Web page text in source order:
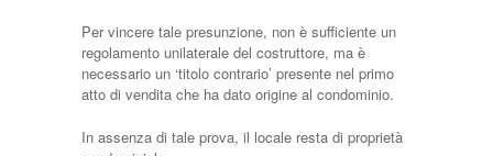
Per vincere tale presunzione, non è sufficiente un
regolamento unilaterale del costruttore, ma è
necessario un ‘titolo contrario’ presente nel primo
atto di vendita che ha dato origine al condominio.
In assenza di tale prova, il locale resta di proprietà